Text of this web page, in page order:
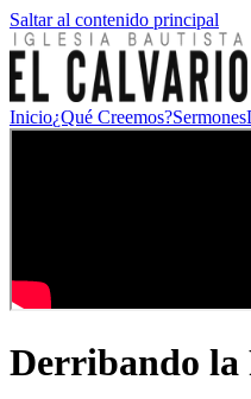
Saltar al contenido principal
Inicio¿Qué Creemos?Sermones
Derribando la